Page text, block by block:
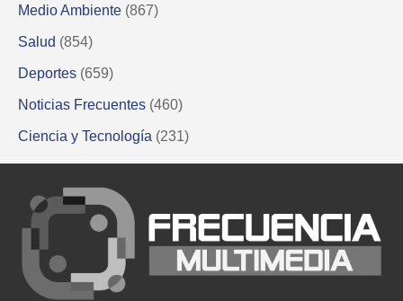
Medio Ambiente (867)
Salud (854)
Deportes (659)
Noticias Frecuentes (460)
Ciencia y Tecnología (231)